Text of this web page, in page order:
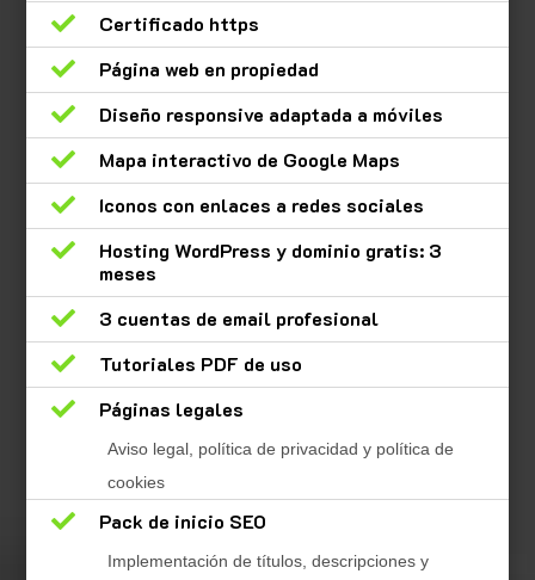

Certificado https

Página web en propiedad

Diseño responsive adaptada a móviles

Mapa interactivo de Google Maps

Iconos con enlaces a redes sociales

Hosting WordPress y dominio gratis: 3
meses

3 cuentas de email profesional

Tutoriales PDF de uso

Páginas legales
Aviso legal, política de privacidad y política de
cookies
 Pack de inicio SEO
Implementación de títulos, descripciones y